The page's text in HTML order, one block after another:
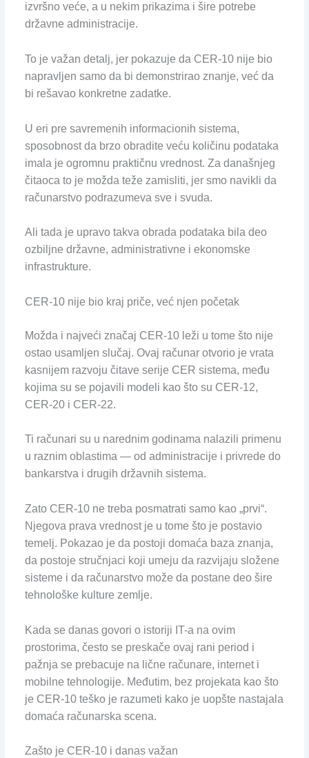
izvršno veće, a u nekim prikazima i šire potrebe
državne administracije.
To je važan detalj, jer pokazuje da CER-10 nije bio
napravljen samo da bi demonstrirao znanje, već da
bi rešavao konkretne zadatke.
U eri pre savremenih informacionih sistema,
sposobnost da brzo obradite veću količinu podataka
imala je ogromnu praktičnu vrednost. Za današnjeg
čitaoca to je možda teže zamisliti, jer smo navikli da
računarstvo podrazumeva sve i svuda.
Ali tada je upravo takva obrada podataka bila deo
ozbiljne državne, administrativne i ekonomske
infrastrukture.
CER-10 nije bio kraj priče, već njen početak
Možda i najveći značaj CER-10 leži u tome što nije
ostao usamljen slučaj. Ovaj računar otvorio je vrata
kasnijem razvoju čitave serije CER sistema, među
kojima su se pojavili modeli kao što su CER-12,
CER-20 i CER-22.
Ti računari su u narednim godinama nalazili primenu
u raznim oblastima — od administracije i privrede do
bankarstva i drugih državnih sistema.
Zato CER-10 ne treba posmatrati samo kao „prvi“.
Njegova prava vrednost je u tome što je postavio
temelj. Pokazao je da postoji domaća baza znanja,
da postoje stručnjaci koji umeju da razvijaju složene
sisteme i da računarstvo može da postane deo šire
tehnološke kulture zemlje.
Kada se danas govori o istoriji IT-a na ovim
prostorima, često se preskače ovaj rani period i
pažnja se prebacuje na lične računare, internet i
mobilne tehnologije. Međutim, bez projekata kao što
je CER-10 teško je razumeti kako je uopšte nastajala
domaća računarska scena.
Zašto je CER-10 i danas važan